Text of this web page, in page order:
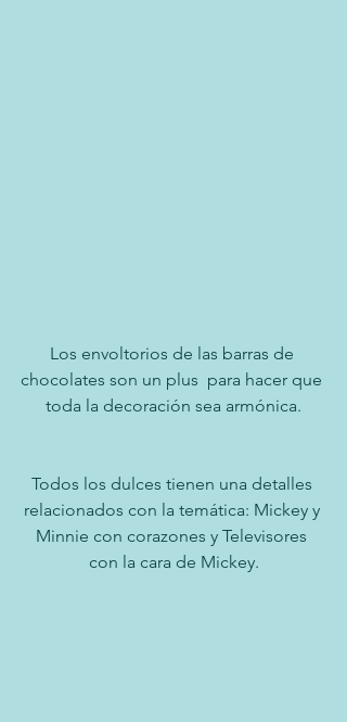
Los envoltorios de las barras de
chocolates son un plus  para hacer que
toda la decoración sea armónica.
Todos los dulces tienen una detalles
relacionados con la temática: Mickey y
Minnie con corazones y Televisores
con la cara de Mickey.